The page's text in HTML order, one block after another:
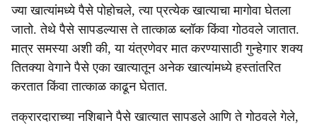
ज्या खात्यांमध्ये पैसे पोहोचले, त्या प्रत्येक खात्याचा मागोवा घेतला
जातो. तेथे पैसे सापडल्यास ते तात्काळ ब्लॉक किंवा गोठवले जातात.
मात्र समस्या अशी की, या यंत्रणेवर मात करण्यासाठी गुन्हेगार शक्य
तितक्या वेगाने पैसे एका खात्यातून अनेक खात्यांमध्ये हस्तांतरित
करतात किंवा तात्काळ काढून घेतात.
तक्रारदाराच्या नशिबाने पैसे खात्यात सापडले आणि ते गोठवले गेले,